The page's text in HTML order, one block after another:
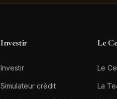
Investir
Investir
Simulateur crédit
Le
Le
La